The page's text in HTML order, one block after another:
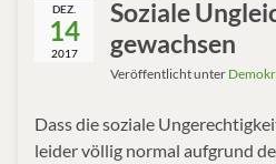
DEZ.
14
2017
Soziale
gewachsen
Veröffentlicht unter
Dass die soziale
leider völlig normal aufgrund